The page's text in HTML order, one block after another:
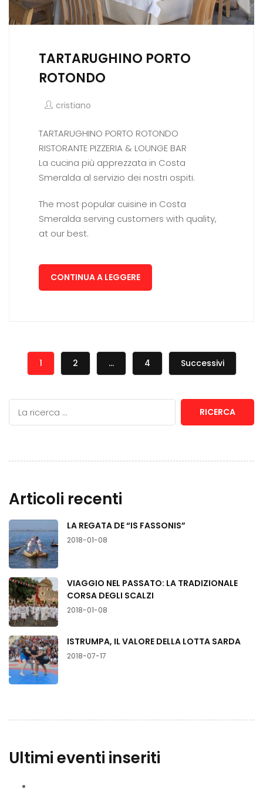
TARTARUGHINO PORTO
ROTONDO
cristiano
TARTARUGHINO PORTO ROTONDO
RISTORANTE PIZZERIA & LOUNGE BAR
La cucina più apprezzata in Costa
Smeralda al servizio dei nostri ospiti.
The most popular cuisine in Costa
Smeralda serving customers with quality,
at our best.
CONTINUA A LEGGERE
1 2 … 4 Successivi
RICERCA
Articoli recenti
LA REGATA DE “IS FASSONIS”
2018-01-08
VIAGGIO NEL PASSATO: LA TRADIZIONALE
CORSA DEGLI SCALZI
2018-01-08
ISTRUMPA, IL VALORE DELLA LOTTA SARDA
2018-07-17
Ultimi eventi inseriti